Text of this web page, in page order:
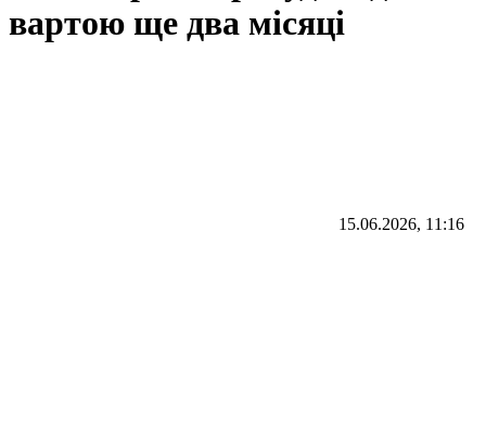
вартою ще два місяці
15.06.2026, 11:16